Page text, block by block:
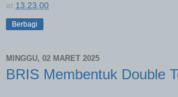
at 13.23.00
Berbagi
MINGGU, 02 MARET 2025
BRIS Membentuk Double